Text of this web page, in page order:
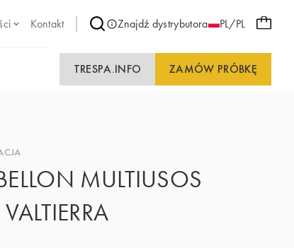
Kontakt Znajdź dystrybutora PL/PL
TRESPA.INFO ZAMÓW PRÓBKĘ
MULTIUSOS